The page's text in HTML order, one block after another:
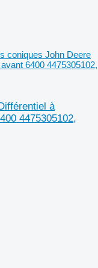
coniques John Deere
6400 4475305102,
à
4475305102,